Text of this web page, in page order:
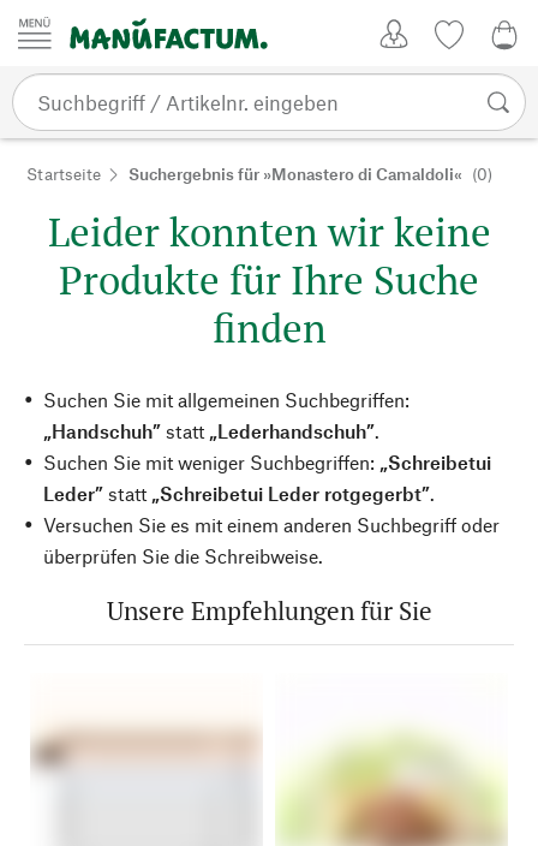
Zum Inhalt springen
Startseite Suchergebnis für »Monastero di Camaldoli« (0)
Leider konnten wir keine
Produkte für Ihre Suche
finden
Suchen Sie mit allgemeinen Suchbegriffen:
„Handschuh” statt „Lederhandschuh”.
Suchen Sie mit weniger Suchbegriffen: „Schreibetui
Leder” statt „Schreibetui Leder rotgegerbt”.
Versuchen Sie es mit einem anderen Suchbegriff oder
überprüfen Sie die Schreibweise.
Unsere Empfehlungen für Sie